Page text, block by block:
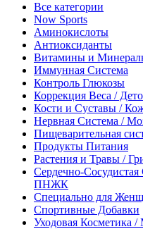
Все категории
Now Sports
Аминокислоты
Антиоксиданты
Витамины и
Иммунная Система
Контроль Глюкозы
Коррекция Веса /
Кости и Суставы /
Нервная Система /
Пищеварительная
Продукты Питания
Растения и Травы /
Сердечно-
ПНЖК
Специально для
Спортивные Добавки
Уходовая Косметика